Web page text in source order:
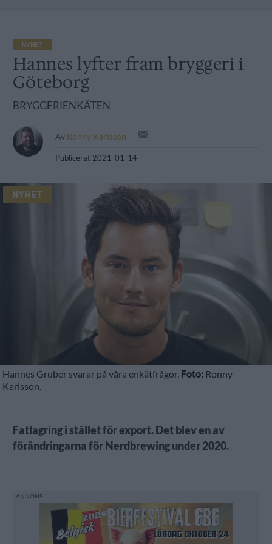
NYHET
Hannes lyfter fram bryggeri i
Göteborg
BRYGGERIENKÄTEN
Av Ronny Karlsson
Publicerat 2021-01-14
NYHET
Hannes Gruber svarar på våra enkätfrågor. Foto: Ronny
Karlsson.
Fatlagring i stället för export. Det blev en av
förändringarna för Nerdbrewing under 2020.